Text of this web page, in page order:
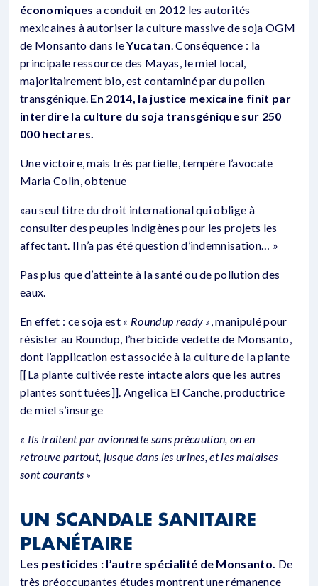
économiques a conduit en 2012 les autorités
mexicaines à autoriser la culture massive de soja OGM
de Monsanto dans leYucatan. Conséquence : la
principale ressource des Mayas, le miel local,
majoritairement bio, est contaminé par du pollen
transgénique. En 2014, la justice mexicaine finit par
interdire la culture du soja transgénique sur 250
000 hectares.
Une victoire, mais très partielle, tempère l’avocate
Maria Colin, obtenue
«au seul titre du droit international qui oblige à
consulter des peuples indigènes pour les projets les
affectant. Il n’a pas été question d’indemnisation… »
Pas plus que d’atteinte à la santé ou de pollution des
eaux.
En effet : ce soja est « Roundup ready », manipulé pour
résister au Roundup, l’herbicide vedette de Monsanto,
dont l’application est associée à la culture de la plante
[[La plante cultivée reste intacte alors que les autres
plantes sont tuées]]. Angelica El Canche, productrice
de miel s’insurge
« Ils traitent par avionnette sans précaution, on en
retrouve partout, jusque dans les urines, et les malaises
sont courants »
UN SCANDALE SANITAIRE
PLANÉTAIRE
Les pesticides : l’autre spécialité de Monsanto. De
très préoccupantes études montrent une rémanence